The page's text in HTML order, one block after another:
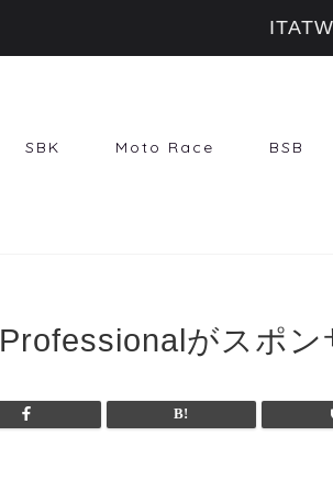
SBK Moto Race BSB
がスポン